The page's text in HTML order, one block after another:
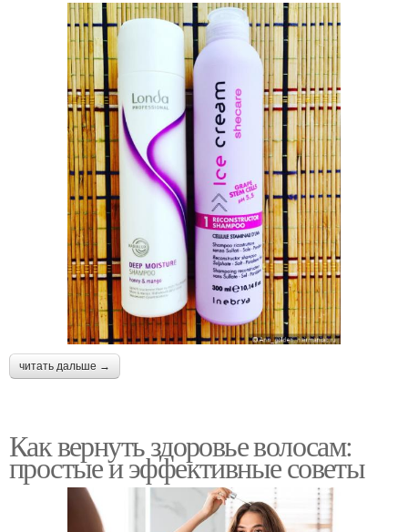
читать дальше →
Как вернуть здоровье волосам:
простые и эффективные советы